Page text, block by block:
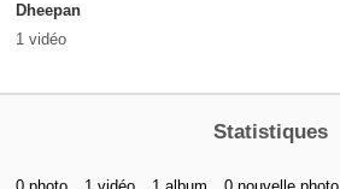
Dheepan
1 vidéo
Statistiques